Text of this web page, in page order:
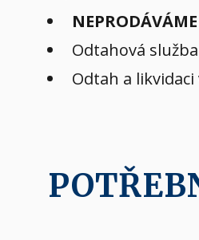
Odtahová
Odtah a